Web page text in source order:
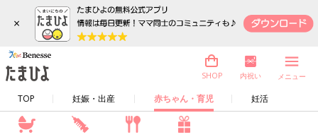
×
TOP 妊娠・出産 赤ちゃん・育児 妊活
SHOP 内祝い メニュー